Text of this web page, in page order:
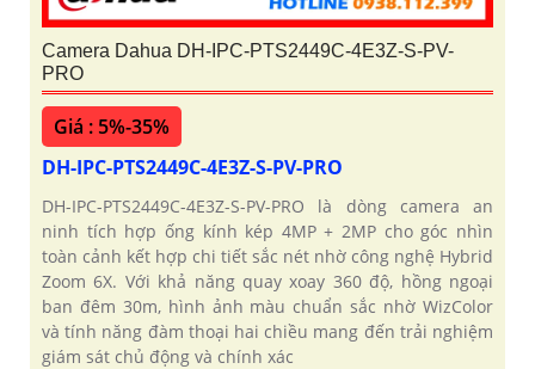
Camera Dahua DH-IPC-PTS2449C-4E3Z-S-PV-
PRO
Giá : 5%-35%
DH-IPC-PTS2449C-4E3Z-S-PV-PRO
DH-IPC-PTS2449C-4E3Z-S-PV-PRO là dòng camera an
ninh tích hợp ống kính kép 4MP + 2MP cho góc nhìn
toàn cảnh kết hợp chi tiết sắc nét nhờ công nghệ Hybrid
Zoom 6X. Với khả năng quay xoay 360 độ, hồng ngoại
ban đêm 30m, hình ảnh màu chuẩn sắc nhờ WizColor
và tính năng đàm thoại hai chiều mang đến trải nghiệm
giám sát chủ động và chính xác